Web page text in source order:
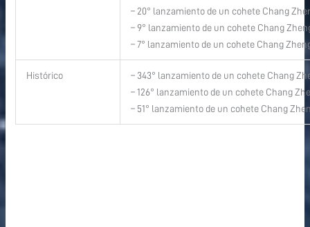
– 20° lanzamiento de un cohete Chang
– 9° lanzamiento de un cohete Chang
– 7° lanzamiento de un cohete Chang
Histórico
– 343° lanzamiento de un cohete Chang
– 126° lanzamiento de un cohete Chang
– 51° lanzamiento de un cohete Chang